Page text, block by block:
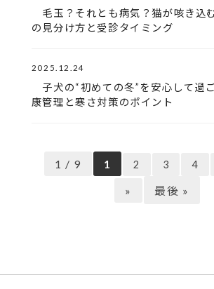
毛玉？それとも病気？猫が咳き込
の見分け方と受診タイミング
2025.12.24
子犬の“初めての冬”を安心して過
康管理と寒さ対策のポイント
1 / 9 1 2 3 4
»
最後 »